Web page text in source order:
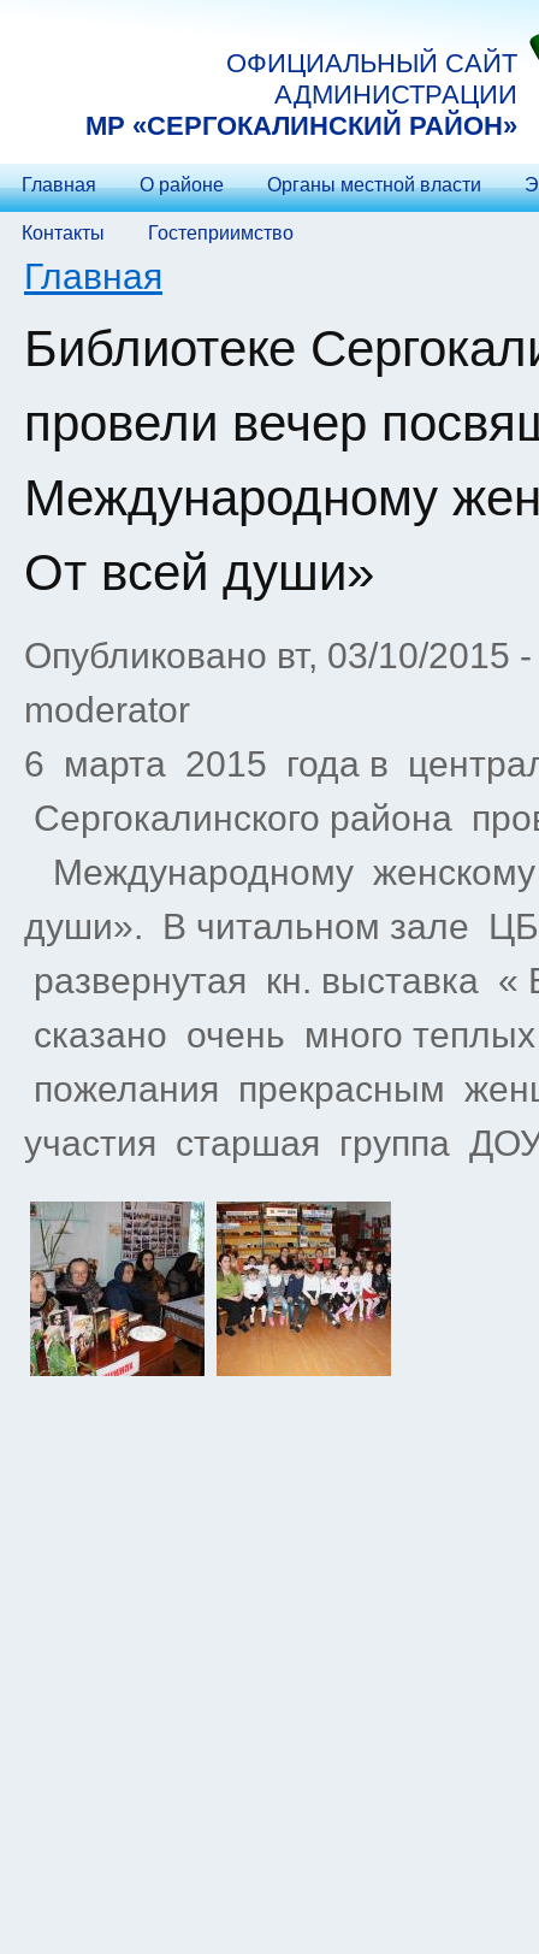
ОФИЦИАЛЬНЫЙ САЙТ
АДМИНИСТРАЦИИ
МP «СЕРГОКАЛИНСКИЙ РАЙОН»
Главная О районе Органы местной власти
Контакты Гостеприимство
Вы здесь
Главная
Библиотеке
провели вечер
Международному
От всей души»
Опубликовано вт, 03/10/2015
moderator
6 марта 2015 года в
Сергокалинского района
Международному
души». В читальном зале
развернутая кн. выставка
сказано очень много
пожелания прекрасным
участия старшая группа